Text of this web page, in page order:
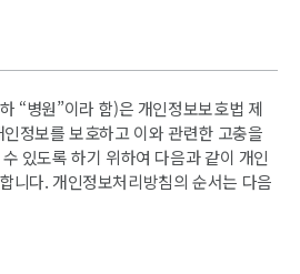
“병원”이라 함)은 개인정보보호법 제
정보를 보호하고 이와 관련한 고충을
있도록 하기 위하여 다음과 같이 개인
니다. 개인정보처리방침의 순서는 다음